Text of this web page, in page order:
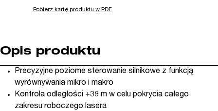
Pobierz kartę produktu w PDF
Opis produktu
Precyzyjne poziome sterowanie silnikowe z funkcją
wyrównywania mikro i makro
Kontrola odległości +38 m w celu pokrycia całego
zakresu roboczego lasera